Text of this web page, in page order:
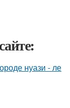
нуази - ле